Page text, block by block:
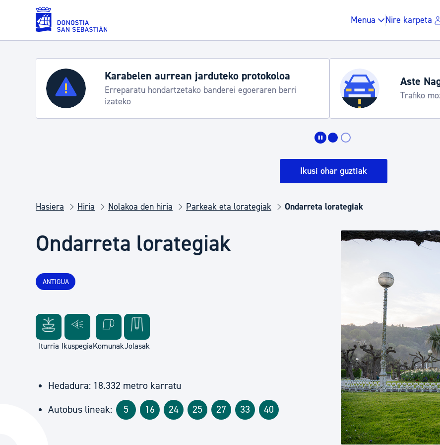
Eduki nagusira joan
Menua Nire karpeta
Zerbitzuak
Errolda eta gai pertsonalak
Gune publikoa,
Garapen
Berdintasuna, Giza
Herritarren partaidetza eta elkartegintza Kultura
Turismoa
Karabelen aurrean jarduteko protokoloa
Erreparatu hondartzetako banderei egoeraren berri
izateko
Aste
Trafiko
Ikusi ohar guztiak
Hasiera Hiria Nolakoa den hiria Parkeak eta lorategiak Ondarreta lorategiak
Ondarreta lorategiak
ANTIGUA
Iturria IkuspegiaKomunakJolasak
Hedadura: 18.332 metro karratu
Autobus lineak:
5 16 24 25 27 33 40